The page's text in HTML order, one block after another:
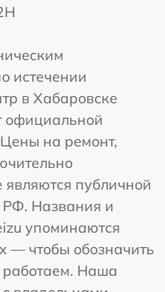
истечении
в Хабаровске
официальной
на ремонт,
публичной
РФ. Названия и
упоминаются
— чтобы обозначить
работаем. Наша